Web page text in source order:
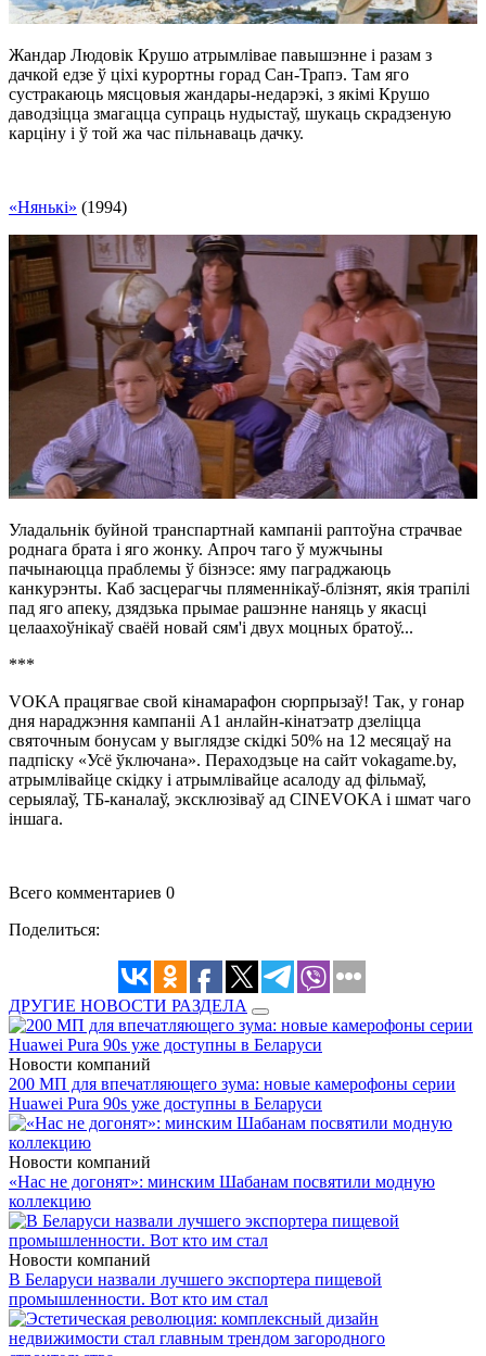
Жандар Людовік Крушо атрымлівае павышэнне і разам з
дачкой едзе ў ціхі курортны горад Сан-Трапэ. Там яго
сустракаюць мясцовыя жандары-недарэкі, з якімі Крушо
даводзіцца змагацца супраць нудыстаў, шукаць скрадзеную
карціну і ў той жа час пільнаваць дачку.
«Нянькі» (1994)
Уладальнік буйной транспартнай кампаніі раптоўна страчвае
роднага брата і яго жонку. Апроч таго ў мужчыны
пачынаюцца праблемы ў бізнэсе: яму паграджаюць
канкурэнты. Каб засцерагчы пляменнікаў-блізнят, якія трапілі
пад яго апеку, дзядзька прымае рашэнне наняць у якасці
целаахоўнікаў сваёй новай сям'і двух моцных братоў...
***
VOKA працягвае свой кінамарафон сюрпрызаў! Так, у гонар
дня нараджэння кампаніі А1 анлайн-кінатэатр дзеліцца
святочным бонусам у выглядзе скідкі 50% на 12 месяцаў на
падпіску «Усё ўключана». Пераходзьце на сайт vokagame.by,
атрымлівайце скідку і атрымлівайце асалоду ад фільмаў,
серыялаў, ТБ-каналаў, эксклюзіваў ад CINEVOKA і шмат чаго
іншага.
Всего комментариев 0
Поделиться:
ДРУГИЕ НОВОСТИ РАЗДЕЛА
Новости компаний
200 МП для впечатляющего зума: новые камерофоны серии
Huawei Pura 90s уже доступны в Беларуси
Новости компаний
«Нас не догонят»: минским Шабанам посвятили модную
коллекцию
Новости компаний
В Беларуси назвали лучшего экспортера пищевой
промышленности. Вот кто им стал